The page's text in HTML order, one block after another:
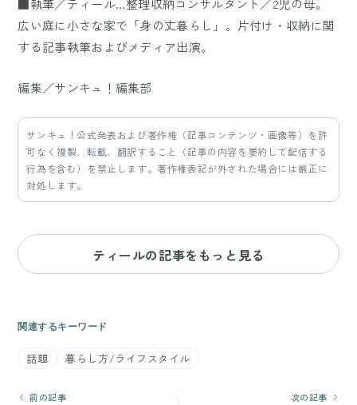
■執筆／ティール…整理収納コンサルタント／2児の母。
広い庭に小さな家で「身の丈暮らし」。片付け・収納に関
する記事執筆およびメディア出演。
編集／サンキュ！編集部
サンキュ！公式発表および著作権（記事コンテンツ・画像等）を許
可なく複製、転載、翻訳すること（記事の内容を要約して配信する
行為を含む）を禁止します。著作権表記が外された場合には厳正に
対処します。
ティールの記事をもっと見る
関連するキーワード
話題 暮らし方/ライフスタイル
前の記事 次の記事